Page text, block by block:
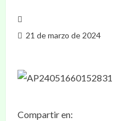
21 de marzo de 2024
Compartir en: